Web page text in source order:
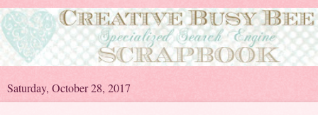
Saturday, October 28, 2017